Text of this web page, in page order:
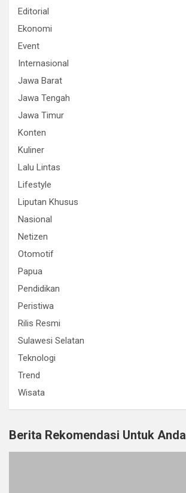
Editorial
Ekonomi
Event
Internasional
Jawa Barat
Jawa Tengah
Jawa Timur
Konten
Kuliner
Lalu Lintas
Lifestyle
Liputan Khusus
Nasional
Netizen
Otomotif
Papua
Pendidikan
Peristiwa
Rilis Resmi
Sulawesi Selatan
Teknologi
Trend
Wisata
Berita Rekomendasi Untuk Anda